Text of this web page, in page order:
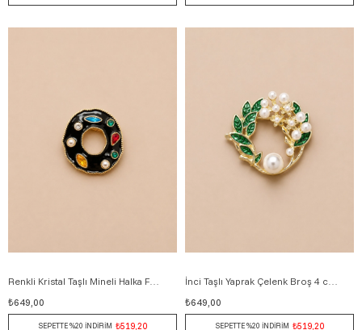
Renkli Kristal Taşlı Mineli Halka Form Broş 4 cm SİYAH
₺649,00
SEPETTE %20 İNDİRİM ₺519,20
İnci Taşlı Yaprak Çelenk Broş 4 cm YEŞİL
₺649,00
SEPETTE %20 İNDİRİM ₺519,20